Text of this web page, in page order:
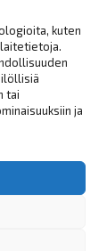
kuten
tai
ja